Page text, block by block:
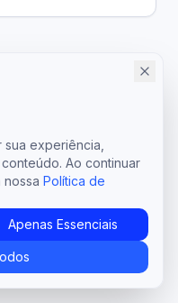
experiência,
Ao continuar
Política de
Apenas Essenciais